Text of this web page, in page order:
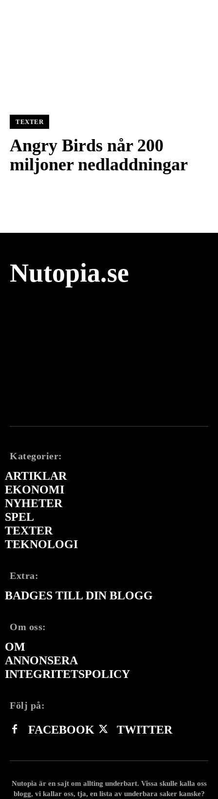
TEXTER
Angry Birds når 200
miljoner nedladdningar
Nutopia.se
Kategorier:
ARTIKLAR
EKONOMI
NYHETER
SPEL
TEXTER
TEKNOLOGI
Extra:
BADGES TILL DIN BLOGG
Om oss:
OM
ANNONSERA
INTEGRITETSPOLICY
Följ på:
FACEBOOK TWITTER
Nutopia är en sajt om allting underbart. Vissa skulle kalla oss
blogg, vi kallar oss, tja, en lista av underbara saker kanske?